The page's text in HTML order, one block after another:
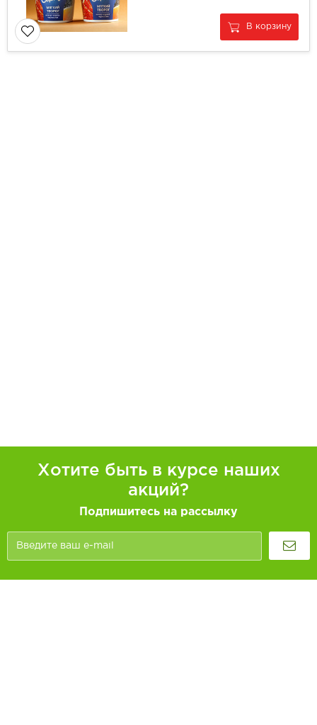
В корзину
Хотите быть в курсе наших
акций?
Подпишитесь на рассылку